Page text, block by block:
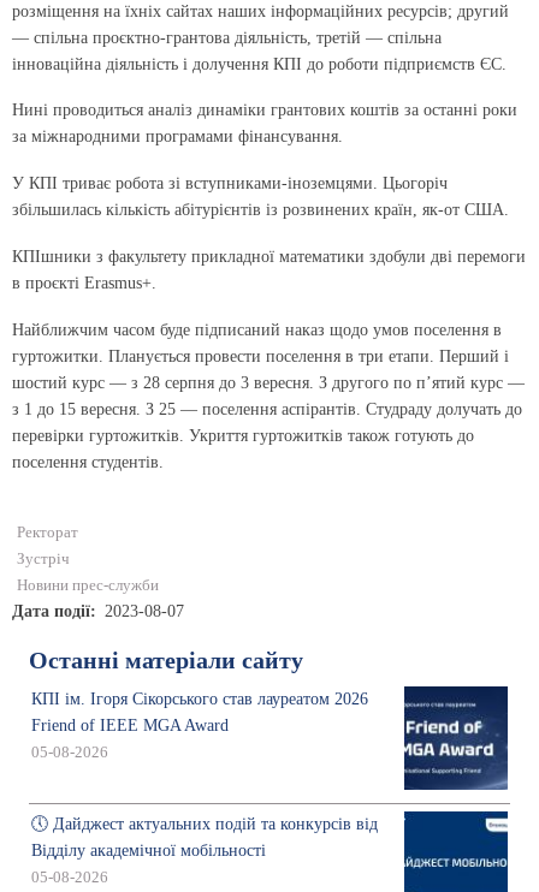
розміщення на їхніх сайтах наших інформаційних ресурсів; другий
— спільна проєктно-грантова діяльність, третій — спільна
інноваційна діяльність і долучення КПІ до роботи підприємств ЄС.
Нині проводиться аналіз динаміки грантових коштів за останні роки
за міжнародними програмами фінансування.
У КПІ триває робота зі вступниками-іноземцями. Цьогоріч
збільшилась кількість абітурієнтів із розвинених країн, як-от США.
КПІшники з факультету прикладної математики здобули дві перемоги
в проєкті Erasmus+.
Найближчим часом буде підписаний наказ щодо умов поселення в
гуртожитки. Планується провести поселення в три етапи. Перший і
шостий курс — з 28 серпня до 3 вересня. З другого по пʼятий курс —
з 1 до 15 вересня. З 25 — поселення аспірантів. Студраду долучать до
перевірки гуртожитків. Укриття гуртожитків також готують до
поселення студентів.
Ректорат
Зустріч
Новини прес-служби
Дата події 2023-08-07
Останні матеріали сайту
КПІ ім. Ігоря Сікорського став лауреатом 2026
Friend of IEEE MGA Award
05-08-2026
🕔 Дайджест актуальних подій та конкурсів від
Відділу академічної мобільності
05-08-2026